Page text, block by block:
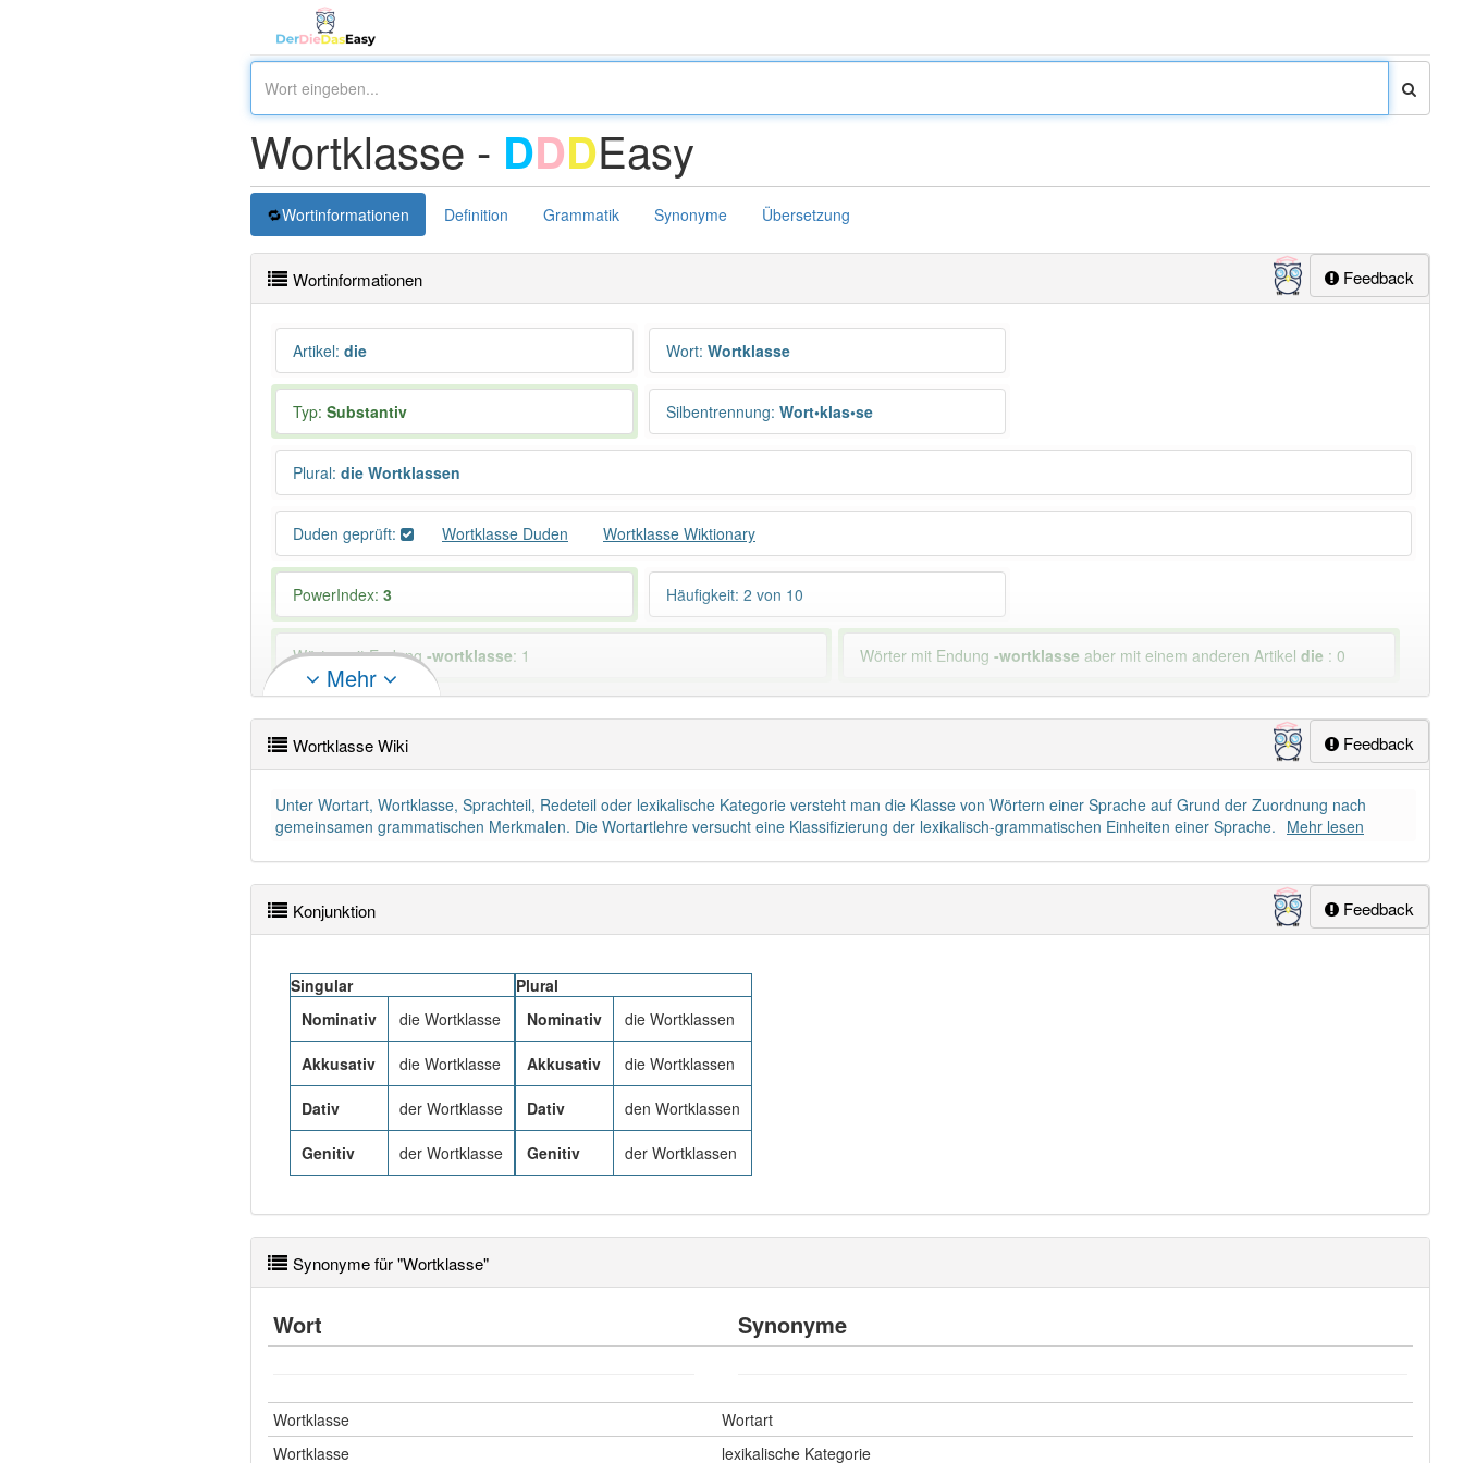
Wortklasse - DDDEasy
Wortinformationen Definition Grammatik Synonyme Übersetzung
Feedback
Wortinformationen
Artikel: die Wort: Wortklasse
Typ: Substantiv Silbentrennung: Wort•klas•se
Plural: die Wortklassen
Duden geprüft: Wortklasse Duden Wortklasse Wiktionary
PowerIndex: 3 Häufigkeit: 2 von 10
Wörter mit Endung -wortklasse: 1 Wörter mit Endung-wortklasse aber mit einem anderen Artikeldie : 0
81% unserer Spielapp-Nutzer haben den Artikel korrekt erraten.
Mehr
Feedback
Wortklasse Wiki
Unter Wortart, Wortklasse, Sprachteil, Redeteil oder lexikalische Kategorie versteht man die Klasse von Wörtern einer Sprache auf Grund der Zuordnung nach
gemeinsamen grammatischen Merkmalen. Die Wortartlehre versucht eine Klassifizierung der lexikalisch-grammatischen Einheiten einer Sprache. Mehr lesen
Feedback
Konjunktion
Singular
Nominativ
die Wortklasse
Akkusativ die Wortklasse
Dativ der Wortklasse
Genitiv der Wortklasse
Plural
Nominativ
die Wortklassen
Akkusativ die Wortklassen
Dativ den Wortklassen
Genitiv der Wortklassen
Synonyme für "Wortklasse"
Wort Synonyme
Wortklasse
Wortart
Wortklasse
lexikalische Kategorie